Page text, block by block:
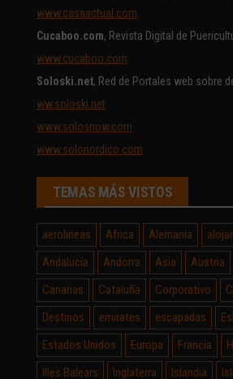
www.casaactual.com
Cucaboo.com, Revista Digital de
www.cucaboo.com
Soloski.net, Red de Portales web sobre
ww.soloski.net
www.solosnow.com
www.solonordico.com
TEMAS MÁS VISTOS
aerolineas Africa Alemania
Andalucía
Andorra Asia Austria
Canarias
Cataluña Corporativo
Destinos
emirates escapadas
Estados Unidos
Europa Francia
Illes Balears
Inglaterra Islandia